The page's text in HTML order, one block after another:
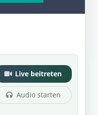
Live beitreten
Audio starten